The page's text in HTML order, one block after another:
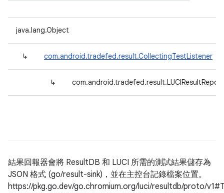
java.lang.Object
↳ com.android.tradefed.result.CollectingTestListener
↳
結果回報器會將 ResultDB 和 LUCI 所需的測試結果儲存為
JSON 格式 (go/result-sink)，並在主控台記錄檔案位置。
https://pkg.go.dev/go.chromium.org/luci/resultdb/proto/